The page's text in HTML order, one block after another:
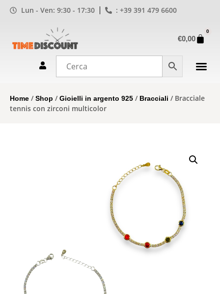
Lun - Ven: 9:30 - 17:30 : +39 391 479 6600
€0,00
0
Home /Shop /Gioielli in argento 925 / Bracciali / Bracciale
tennis con zirconi multicolor